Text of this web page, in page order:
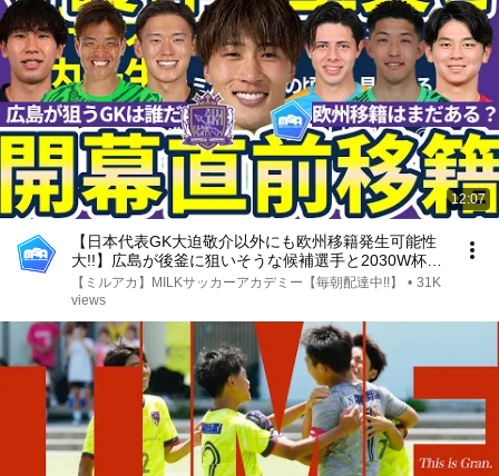
12:07
【日本代表GK大迫敬介以外にも欧州移籍発生可能性
大!!】広島が後釜に狙いそうな候補選手と2030W杯を
目指すには今夏欧州移籍が必要となる理由
【ミルアカ】MILKサッカーアカデミー【毎朝配達中!!】 • 31K
views